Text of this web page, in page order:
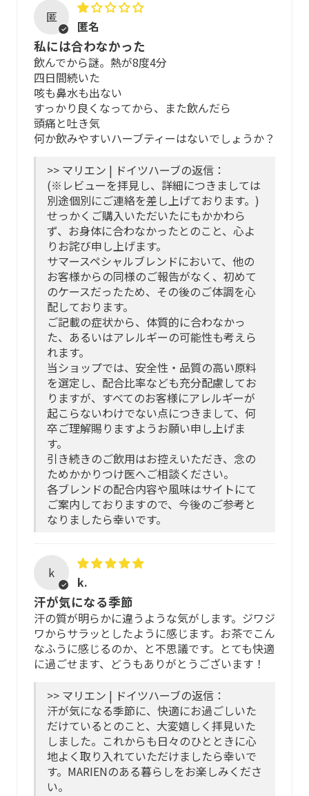
ネル、セージ、ダンディライオン、リコリス、ルイボステ
ィー、ジャスミンフラワー、コーンフラワー
※成分は変更となる場合があります。
味と香り
さわやかなレモンのような風味に、ジャスミンの香り。
ご心配な場合は、専門の医療機関などにご相談の上で使用
いただくことをおすすめします。
以下の場合は、ご飲用をお控えください
過去に、製品に含まれる原料に対してアレルギー反応
があった方
アレルゲンと同じ種類(科目)の原料が配合されている
重度のアレルギーの方やその可能性がある方
保管方法
パッケージに入れたまま冷暗所に。
開封前は、窒素充填により酸化防止処理をしているパッケ
ージのため、常温で保管が可能です。高温多湿の場所を避
け、最高気温が連日30度を越える真夏は、なるべく冷蔵
庫、もしくは冷凍庫で保管すると、成分と風味を損なうこ
となく長く保管できます。
賞味期限について
開封前の賞味期限：それぞれのパッケージに記載されてい
る賞味期限をご参照ください。
開封後の賞味期限：パッケージに記載されている賞味期限
にかかわらず、約6ヶ月となっています。保管状態によって
は、成分が揮発してしまったり、カビなどが発生すること
もあります。冷蔵庫や冷凍庫で保管の上、お早めにお飲み
ください。
匿
匿名
私には合わなかった
飲んでから謎。熱が8度4分
四日間続いた
咳も鼻水も出ない
すっかり良くなってから、また飲んだら
頭痛と吐き気
何か飲みやすいハーブティーはないでしょうか？
>> マリエン | ドイツハーブの返信：
(※レビューを拝見し、詳細につきましては
別途個別にご連絡を差し上げております。)
せっかくご購入いただいたにもかかわら
ず、お身体に合わなかったとのこと、心よ
りお詫び申し上げます。
サマースペシャルブレンドにおいて、他の
お客様からの同様のご報告がなく、初めて
のケースだったため、その後のご体調を心
配しております。
ご記載の症状から、体質的に合わなかっ
た、あるいはアレルギーの可能性も考えら
れます。
当ショップでは、安全性・品質の高い原料
を選定し、配合比率なども充分配慮してお
りますが、すべてのお客様にアレルギーが
起こらないわけでない点につきまして、何
卒ご理解賜りますようお願い申し上げま
す。
引き続きのご飲用はお控えいただき、念の
ためかかりつけ医へご相談ください。
各ブレンドの配合内容や風味はサイトにて
ご案内しておりますので、今後のご参考と
なりましたら幸いです。
k
k.
汗が気になる季節
汗の質が明らかに違うような気がします。ジワジ
ワからサラッとしたように感じます。お茶でこん
なふうに感じるのか、と不思議です。とても快適
に過ごせます、どうもありがとうございます！
>> マリエン | ドイツハーブの返信：
汗が気になる季節に、快適にお過ごしいた
だけているとのこと、大変嬉しく拝見いた
しました。これからも日々のひとときに心
地よく取り入れていただけましたら幸いで
す。MARIENのある暮らしをお楽しみくださ
い。